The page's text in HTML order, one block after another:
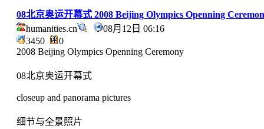
08北京奥运开幕式 2008 Beijing Olympics Openning
humanities.cn
08月12日 06:16
3450
0
2008 Beijing Olympics Openning Ceremony
08北京奥运开幕式
closeup and panorama pictures
细节与全景照片